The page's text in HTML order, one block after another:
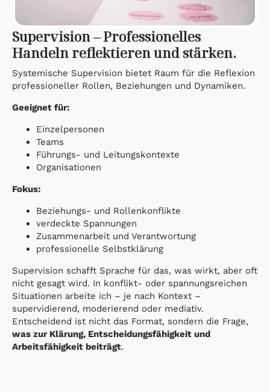
Supervision – Professionelles
Handeln reflektieren und stärken.
Systemische Supervision bietet Raum für die Reflexion
professioneller Rollen, Beziehungen und Dynamiken.
Geeignet für:
Einzelpersonen
Teams
Führungs- und Leitungskontexte
Organisationen
Fokus:
Beziehungs- und Rollenkonflikte
verdeckte Spannungen
Zusammenarbeit und Verantwortung
professionelle Selbstklärung
Supervision schafft Sprache für das, was wirkt, aber oft
nicht gesagt wird. In konflikt- oder spannungsreichen
Situationen arbeite ich – je nach Kontext –
supervidierend, moderierend oder mediativ.
Entscheidend ist nicht das Format, sondern die Frage,
was zur Klärung, Entscheidungsfähigkeit und
Arbeitsfähigkeit beiträgt.